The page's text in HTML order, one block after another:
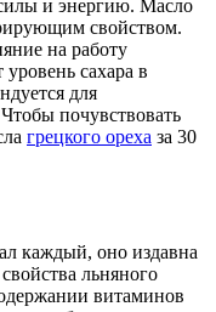
и энергию. Масло
свойством.
на работу
сахара в
для
почувствовать
грецкого ореха за 30
каждый, оно издавна
льняного
витаминов